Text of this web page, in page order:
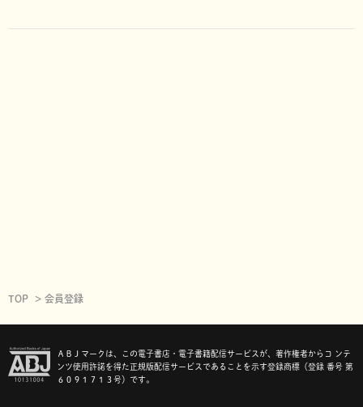
TOP 会員登録
ＡＢＪマークは、この電子書店・電子書籍配信サービスが、著作権者からコ ンテ
ンツ使用許諾を得た正規版配信サービスであることを示す登録商標（登録 番号 第
６０９１７１３号）です。